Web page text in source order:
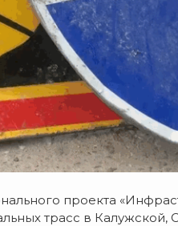
проекта
трасс в Калужской,